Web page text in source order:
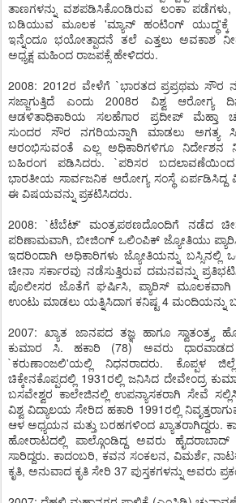
ತಾಣಗಳನ್ನು ವಶಪಡಿಸಿಕೊಂಡಿರುವ ಲಂಕಾ
ಬಡಿಯುವ ಮೂಲಕ 'ಮ್ಯಾನ್ ಹಂಟಿಂಗ್ ಯುದ್ಧ'ಕ್ಕೆ
ಇನ್ನೆಂದೂ ಭಯೋತ್ಪಾದನೆ ತಲೆ ಎತ್ತಲು ಅವಕಾಶ
ಅಧ್ಯಕ್ಷ ಮಹಿಂದ ರಾಜಪಕ್ಸೆ ಹೇಳಿದರು.
2008: 2012ರ ವೇಳೆಗೆ `ಭಾರತದ ಪ್ರಪ್ರಥಮ ಸೌರ
ಸಜ್ಜಾಗುತ್ತಿದೆ ಎಂದು 2008ರ ವಿಶ್ವ
ಆಡಳಿತಾಧಿಕಾರಿಯ ಸಲಹೆಗಾರ ಪ್ರದೀಪ್ ಮೆಹ್ತಾ
ಸುಂದರ ಸೌರ ನಗರಿಯನ್ನಾಗಿ ಮಾಡಲು ಅಗತ್ಯ
ಆರಂಭಿಸುವಂತೆ ಎಲ್ಲ ಅಧಿಕಾರಿಗಳಿಗೂ ನಿರ್ದೇಶನ
ಬಹಿರಂಗ ಪಡಿಸಿದರು. `ಪರಿಸರ ಬದಲಾವಣೆಯಿಂದ
ಭಾರತೀಯ ಸಾರ್ವಜನಿಕ ಆರೋಗ್ಯ ಸಂಸ್ಥೆ ಏರ್ಪಡಿಸಿದ್ದ
ಈ ವಿಷಯವನ್ನು ಪ್ರಕಟಿಸಿದರು.
2008: `ಟೆಬೆಟ್' ಮಂತ್ರಪಠಣದೊಂದಿಗೆ ನಡೆದ
ಪರಿಣಾಮವಾಗಿ, ಬೀಜಿಂಗ್ ಒಲಿಂಪಿಕ್ ಜ್ಯೋತಿಯು
ಇದರಿಂದಾಗಿ ಅಧಿಕಾರಿಗಳು ಜ್ಯೋತಿಯನ್ನು ಬಸ್ಸಿನಲ್ಲಿ
ಚೀನಾ ಸರ್ಕಾರವು ನಡೆಸುತ್ತಿರುವ ದಮನವನ್ನು
ಪೊಲೀಸರ ಜೊತೆಗೆ ಘರ್ಷಿಸಿ, ಪ್ಯಾರಿಸ್
ಉಂಟು ಮಾಡಲು ಯತ್ನಿಸಿದಾಗ ಕನಿಷ್ಟ 4 ಮಂದಿಯನ್ನು
2007: ಖ್ಯಾತ ಜಾನಪದ ತಜ್ಞ ಹಾಗೂ ಸ್ವಾತಂತ್ರ್ಯ
ಕುಮಾರ ಸಿ. ಹಕಾರಿ (78) ಅವರು ಧಾರವಾಡದ
`ಕರುಣಾಂಜಲಿ'ಯಲ್ಲಿ ನಿಧನರಾದರು. ಕೊಪ್ಪಳ
ಚಿಕ್ಕೇನಕೊಪ್ಪದಲ್ಲಿ 1931ರಲ್ಲಿ ಜನಿಸಿದ ದೇವೇಂದ್ರ
ಬಸವೇಶ್ವರ ಕಾಲೇಜಿನಲ್ಲಿ ಉಪನ್ಯಾಸಕರಾಗಿ ಸೇವೆ
ವಿಶ್ವ ವಿದ್ಯಾಲಯ ಸೇರಿದ ಹಕಾರಿ 1991ರಲ್ಲಿ
ಆಳ ಅಧ್ಯಯನ ಮತ್ತು ಬರಹಗಳಿಂದ ಖ್ಯಾತರಾಗಿದ್ದರು.
ಹೋರಾಟದಲ್ಲಿ ಪಾಲ್ಗೊಂಡಿದ್ದ ಅವರು
ಸಾರಿದ್ದರು. ಕಾದಂಬರಿ, ಕವನ ಸಂಕಲನ, ವಿಮರ್ಶೆ,
ಕೃತಿ, ಅನುವಾದ ಕೃತಿ ಸೇರಿ 37 ಪುಸ್ತಕಗಳನ್ನು ಅವರು